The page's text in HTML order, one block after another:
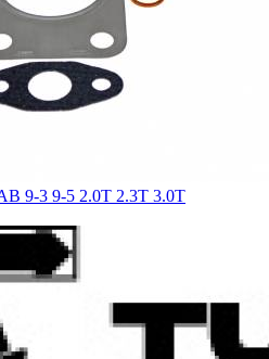
9-3 9-5 2.0T 2.3T 3.0T